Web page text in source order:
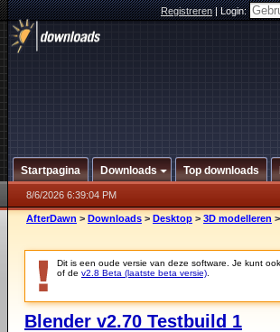
Registreren|Login:
Startpagina Downloads Top downloads
8/6/2026 6:39:04 PM
AfterDawn > Downloads > Desktop > 3D modelleren >
Dit is een oude versie van deze software. Je kunt
of de v2.8 Beta (laatste beta versie)
Blender v2.70 Testbuild 1